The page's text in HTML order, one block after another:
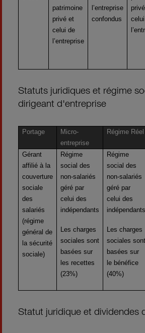
patrimoine
privé et
celui de
l’entreprise
l’entreprise
confondus
Statuts juridiques et régime
dirigeant d'entreprise
Portage
Micro-
entreprise
Régime Réel
Gérant
affilié à la
couverture
sociale
des
salariés
(régime
général de
la sécurité
sociale)
Régime
social des
non-salariés
géré par
celui des
indépendants
Les charges
sociales sont
basées sur
les recettes
(23%)
Régime
social des
non-salariés
géré par
celui des
indépendants
Les charges
sociales sont
basées sur
le bénéfice
(40%)
Statut juridique et dividendes